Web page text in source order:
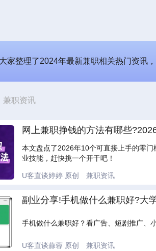
家整理了2024年最新兼职相关热门资讯
兼职资讯
网上兼职挣钱的方法有哪些
本文盘点了2026年10个可直接上手的零
业技能，赶快挑一个开干吧！
U客直谈婷婷 原创 兼职资讯
副业分享!手机做什么兼职好?大
手机做什么兼职好？看广告、短剧推广、
U客直谈蒜蓉 原创 兼职资讯